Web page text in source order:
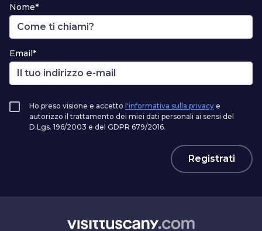
Nome*
Email*
Ho preso visione e accetto l'informativa sulla privacy e
autorizzo il trattamento dei miei dati personali ai sensi del
D.Lgs. 196/2003 e del GDPR 679/2016.
Registrati